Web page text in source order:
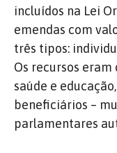
incluídos na Lei
emendas com
três tipos:
Os recursos
saúde e
beneficiários –
parlamentares